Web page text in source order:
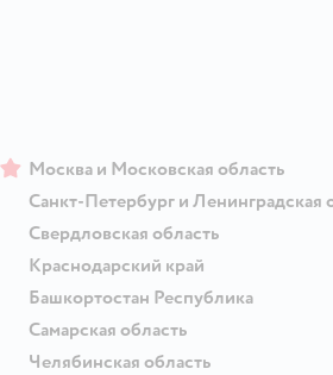
Москва и Московская область
Санкт-Петербург и Ленинградская
Свердловская область
Краснодарский край
Башкортостан Республика
Самарская область
Челябинская область